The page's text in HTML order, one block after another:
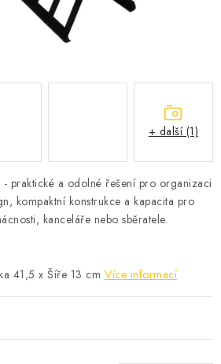
Nepřebraná dobírka
- praktické a odolné řešení pro organizaci
kompaktní konstrukce a kapacita pro
kanceláře nebo sběratele.
41,5 x Šíře 13 cm Více informací
+ další (1)